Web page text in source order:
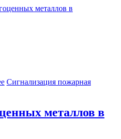
металлов в
Сигнализация пожарная
металлов в